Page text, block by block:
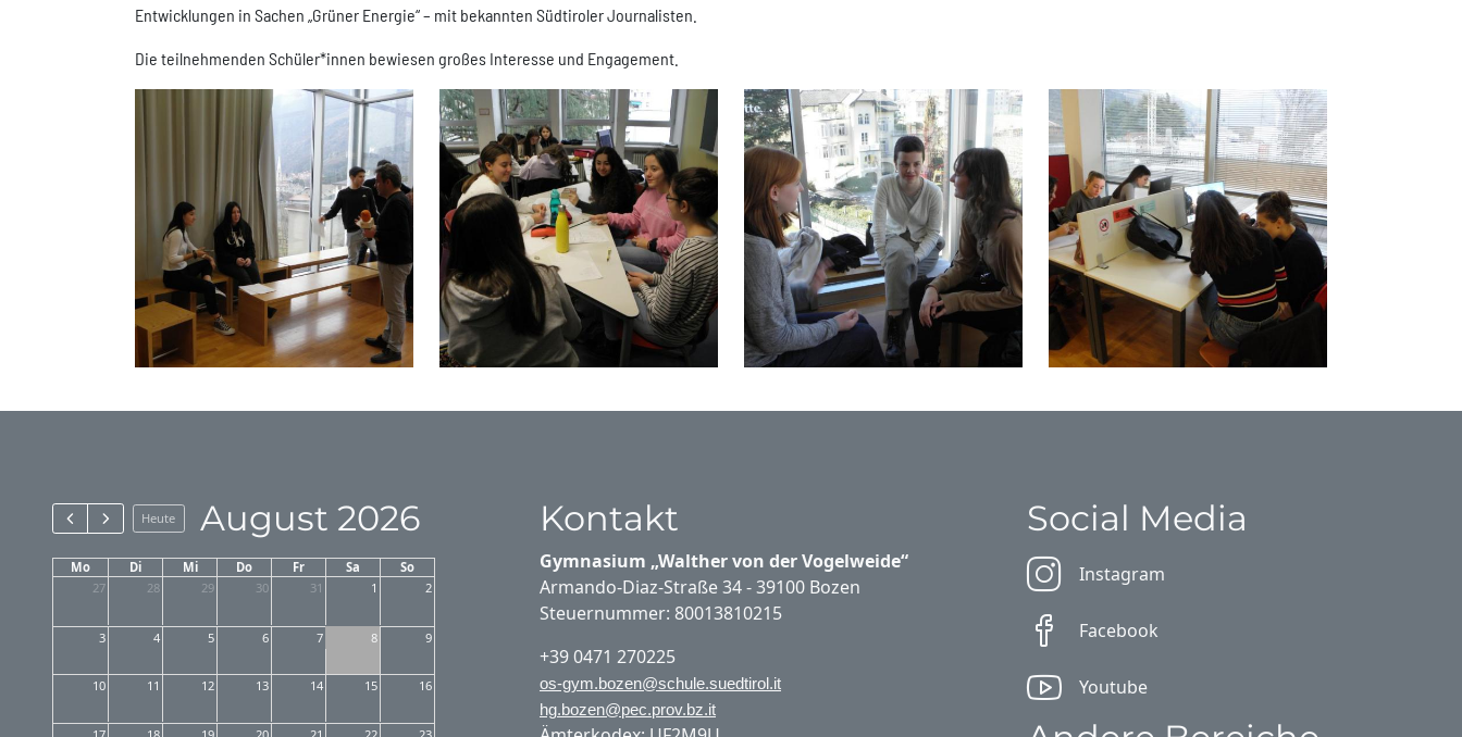
Entwicklungen in Sachen „Grüner Energie“ – mit bekannten Südtiroler Journalisten.
Die teilnehmenden Schüler*innen bewiesen großes Interesse und Engagement.
Heute August 2026
Mo Di Mi Do Fr Sa
So
27
28 29 30 31 1 2
3 4 5 6 7 8 9
10 11 12 13 14 15 16
Kontakt
Gymnasium „Walther von der Vogelweide“
Armando-Diaz-Straße 34 - 39100 Bozen
Steuernummer: 80013810215
+39 0471 270225
os-gym.bozen@schule.suedtirol.it
hg.bozen@pec.prov.bz.it
Social Media
Instagram
Facebook
Youtube